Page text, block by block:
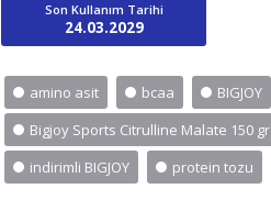
Son Kullanım Tarihi
24.03.2029
amino asit bcaa
BIGJOY
Bigjoy Sports Citrulline Malate 150 gr
indirimli BIGJOY
protein tozu